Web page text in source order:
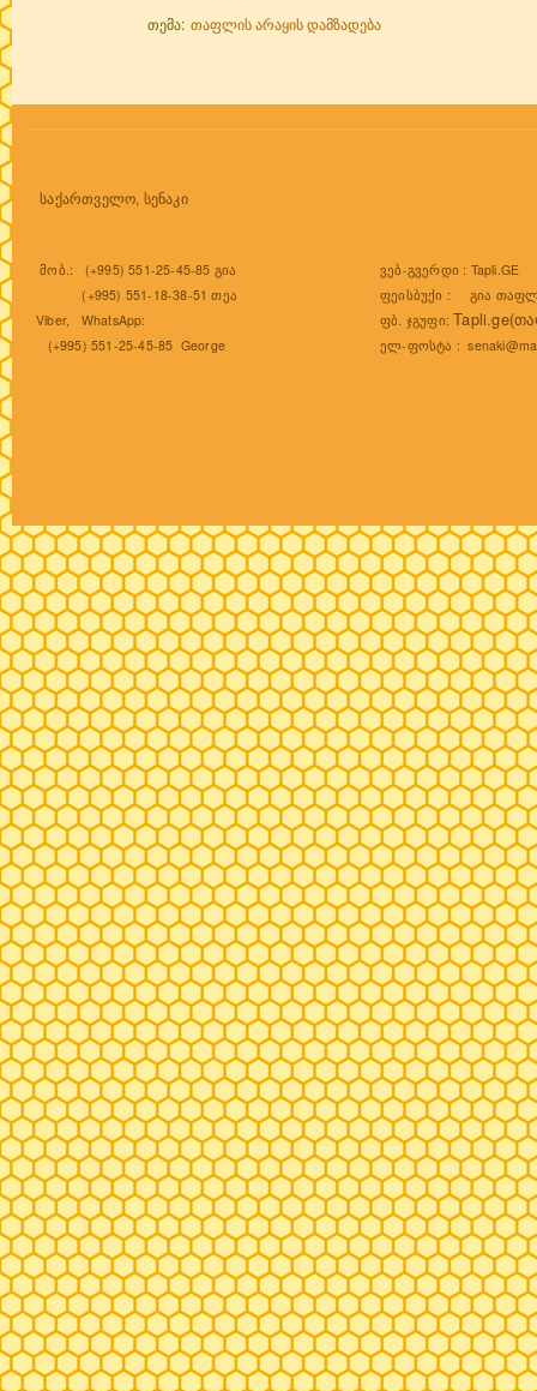
თემა: თაფლის არაყის დამზადება
საქართველო, სენაკი
მობ.: (+995) 551-25-45-85 გია
(+995) 551-18-38-51 თეა
Viber, WhatsApp:
(+995) 551-25-45-85 George
ვებ-გვერდი : Tapli.GE
ფეისბუქი : გია
ფბ. ჯგუფი:
ელ-ფოსტა :